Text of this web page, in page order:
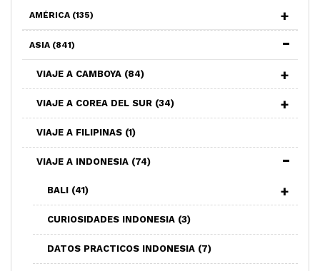
AMÉRICA (135)
ASIA (841)
VIAJE A CAMBOYA (84)
VIAJE A COREA DEL SUR (34)
VIAJE A FILIPINAS (1)
VIAJE A INDONESIA (74)
BALI (41)
CURIOSIDADES INDONESIA (3)
DATOS PRACTICOS INDONESIA (7)